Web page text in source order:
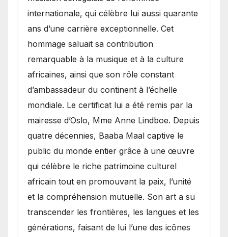
internationale, qui célèbre lui aussi quarante
ans d’une carrière exceptionnelle. Cet
hommage saluait sa contribution
remarquable à la musique et à la culture
africaines, ainsi que son rôle constant
d’ambassadeur du continent à l’échelle
mondiale. Le certificat lui a été remis par la
mairesse d’Oslo, Mme Anne Lindboe. Depuis
quatre décennies, Baaba Maal captive le
public du monde entier grâce à une œuvre
qui célèbre le riche patrimoine culturel
africain tout en promouvant la paix, l’unité
et la compréhension mutuelle. Son art a su
transcender les frontières, les langues et les
générations, faisant de lui l’une des icônes